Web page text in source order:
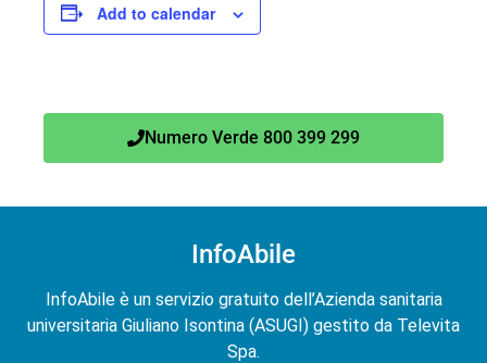
Add to calendar
Numero Verde 800 399 299
InfoAbile
InfoAbile è un servizio gratuito dell’Azienda sanitaria
universitaria Giuliano Isontina (ASUGI) gestito da Televita
Spa.